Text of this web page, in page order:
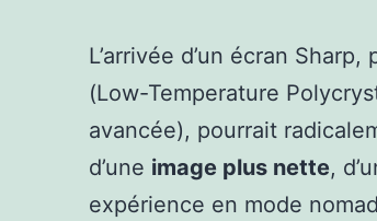
L’arrivée d’un écran
(Low-Temperature
avancée), pourrait
d’une image plus nette,
expérience en mode